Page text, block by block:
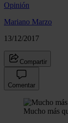
Opinión
Mariano Marzo
13/12/2017
Compartir
Comentar
Mucho más